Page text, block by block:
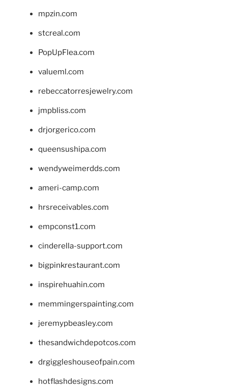
mpzin.com
stcreal.com
PopUpFlea.com
valueml.com
rebeccatorresjewelry.com
jmpbliss.com
drjorgerico.com
queensushipa.com
wendyweimerdds.com
ameri-camp.com
hrsreceivables.com
empconst1.com
cinderella-support.com
bigpinkrestaurant.com
inspirehuahin.com
memmingerspainting.com
jeremypbeasley.com
thesandwichdepotcos.com
drgiggleshouseofpain.com
hotflashdesigns.com